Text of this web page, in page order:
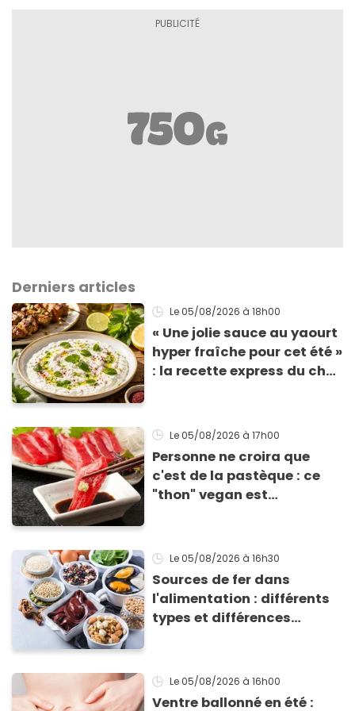
Derniers articles
Le 05/08/2026 à 18h00
« Une jolie sauce au yaourt
hyper fraîche pour cet été »
: la recette express du chef
grillades
Le 05/08/2026 à 17h00
Personne ne croira que
c'est de la pastèque : ce
"thon" vegan est
Le 05/08/2026 à 16h30
Sources de fer dans
l'alimentation : différents
types et différences
Le 05/08/2026 à 16h00
Ventre ballonné en été :